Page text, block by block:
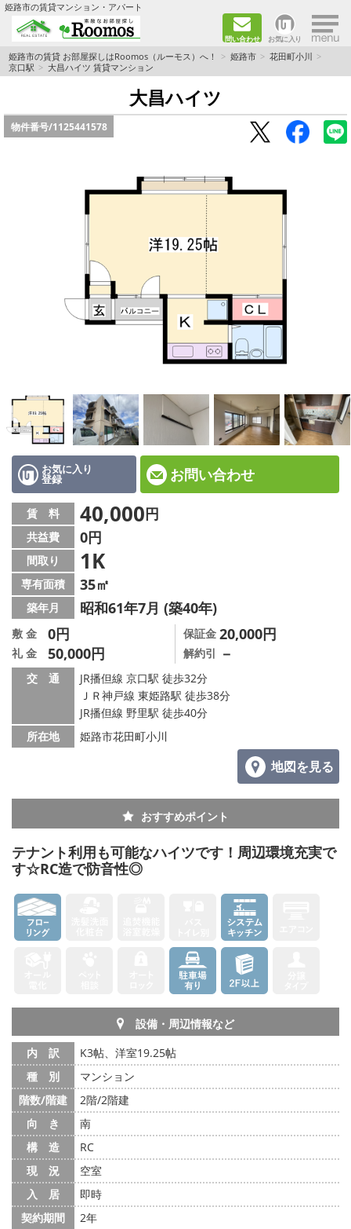
姫路市の賃貸マンション・アパート
問い合わせ お気に入り ×
TOPページ
ファミリー向けの部屋を探す
一人暮らし向けの部屋を探す
敷金礼金0円の部屋を探す
都市ガス&オール電化の部屋を探す
ネット無料の部屋を探す
☆インターネット無料物件☆
☆敷金·礼金0円物件☆
路線·駅から探す
地域から探す
地図から探す
スタッフ紹介
スタッフ募集中
店舗情報·アクセス
メールでお問い合わせ
姫路市の賃貸 お部屋探しはRoomos（ルーモス）へ！ 姫路市
花田町小川
京口駅
大昌ハイツ 賃貸マンション
大昌ハイツ
物件番号/1125441578
お気に入り
登録 お問い合わせ
賃 料 40,000円
共益費 0円
間取り 1K
専有面積 35㎡
築年月 昭和61年7月 (築40年)
敷 金 0円
礼 金 50,000円
保証金 20,000円
解約引 －
交 通
JR播但線 京口駅 徒歩32分
ＪＲ神戸線 東姫路駅 徒歩38分
JR播但線 野里駅 徒歩40分
所在地
姫路市花田町小川
地図を見る
おすすめポイント
テナント利用も可能なハイツです！周辺環境充実で
す☆RC造で防音性◎
設備・周辺情報など
内 訳
K3帖、洋室19.25帖
種 別
マンション
階数/階建
2階/2階建
向 き
南
構 造
RC
現 況
空室
入 居
即時
契約期間
2年